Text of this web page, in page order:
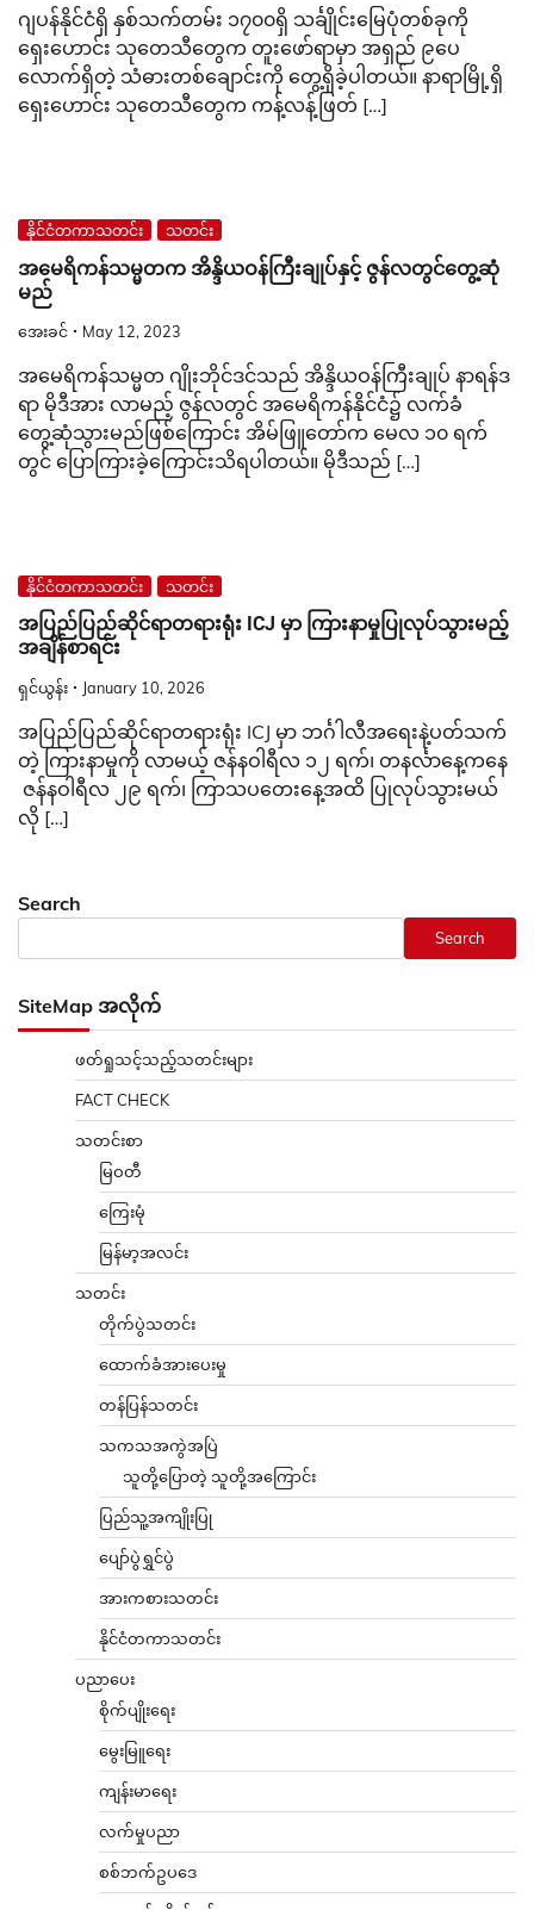
ဂျပန်နိုင်ငံရှိ နှစ်သက်တမ်း ၁၇၀၀ရှိ သင်္ချိုင်းမြေပုံတစ်ခုကို
ရှေးဟောင်း သုတေသီတွေက တူးဖော်ရာမှာ အရှည် ၉ပေ
လောက်ရှိတဲ့ သံဓားတစ်ချောင်းကို တွေ့ရှိခဲ့ပါတယ်။ နာရာမြို့ရှိ
ရှေးဟောင်း သုတေသီတွေက ကန့်လန့်ဖြတ် […]
နိုင်ငံတကာသတင်း သတင်း
အမေရိကန်သမ္မတက အိန္ဒိယဝန်ကြီးချုပ်နှင့် ဇွန်လတွင်တွေ့ဆုံ
မည်
အေးခင် May 12, 2023
အမေရိကန်သမ္မတ ဂျိုးဘိုင်ဒင်သည် အိန္ဒိယဝန်ကြီးချုပ် နာရန်ဒ
ရာ မိုဒီအား လာမည့် ဇွန်လတွင် အမေရိကန်နိုင်ငံ၌ လက်ခံ
တွေ့ဆုံသွားမည်ဖြစ်ကြောင်း အိမ်ဖြူတော်က မေလ ၁၀ ရက်
တွင် ပြောကြားခဲ့ကြောင်းသိရပါတယ်။ မိုဒီသည် […]
နိုင်ငံတကာသတင်း သတင်း
အပြည်ပြည်ဆိုင်ရာတရားရုံး ICJ မှာ ကြားနာမှုပြုလုပ်သွားမည့်
အချိန်စာရင်း
ရှင်ယွန်း January 10, 2026
အပြည်ပြည်ဆိုင်ရာတရားရုံး ICJ မှာ ဘင်္ဂါလီအရေးနဲ့ပတ်သက်
တဲ့ ကြားနာမှုကို လာမယ့် ဇန်နဝါရီလ ၁၂ ရက်၊ တနင်္လာနေ့ကနေ
ဇန်နဝါရီလ ၂၉ ရက်၊ ကြာသပတေးနေ့အထိ ပြုလုပ်သွားမယ်
လို […]
Search
Search
SiteMap အလိုက်
ဖတ်ရှုသင့်သည့်သတင်းများ
FACT CHECK
သတင်းစာ
မြဝတီ
ကြေးမုံ
မြန်မာ့အလင်း
သတင်း
တိုက်ပွဲသတင်း
ထောက်ခံအားပေးမှု
တန်ပြန်သတင်း
သကသအကွဲအပြဲ
သူတို့ပြောတဲ့ သူတို့အကြောင်း
ပြည်သူ့အကျိုးပြု
ပျော်ပွဲရွှင်ပွဲ
အားကစားသတင်း
နိုင်ငံတကာသတင်း
ပညာပေး
စိုက်ပျိုးရေး
မွေးမြူရေး
ကျန်းမာရေး
လက်မှုပညာ
စစ်ဘက်ဥပဒေ